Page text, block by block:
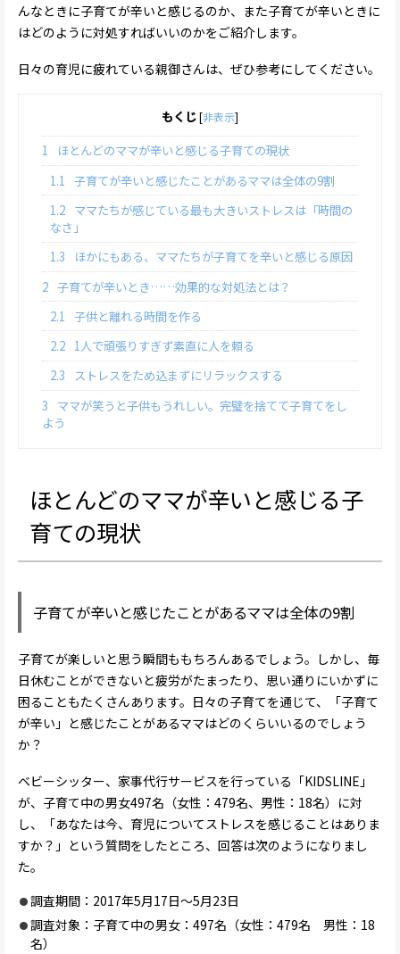
んなときに子育てが辛いと感じるのか、また子育てが辛いときに
はどのように対処すればいいのかをご紹介します。
日々の育児に疲れている親御さんは、ぜひ参考にしてください。
もくじ[非表示]
1
ほとんどのママが辛いと感じる子育ての現状
1.1
子育てが辛いと感じたことがあるママは全体の9割
1.2 ママたちが感じている最も大きいストレスは「時間の
なさ」
1.3
ほかにもある、ママたちが子育てを辛いと感じる原因
2 子育てが辛いとき……効果的な対処法とは？
2.1
子供と離れる時間を作る
2.2 1人で頑張りすぎず素直に人を頼る
2.3
ストレスをため込まずにリラックスする
3
ママが笑うと子供もうれしい。完璧を捨てて子育てをし
よう
ほとんどのママが辛いと感じる子
育ての現状
子育てが辛いと感じたことがあるママは全体の9割
子育てが楽しいと思う瞬間ももちろんあるでしょう。しかし、毎
日休むことができないと疲労がたまったり、思い通りにいかずに
困ることもたくさんあります。日々の子育てを通じて、「子育て
が辛い」と感じたことがあるママはどのくらいいるのでしょう
か？
ベビーシッター、家事代行サービスを行っている「KIDSLINE」
が、子育て中の男女497名（女性：479名、男性：18名）に対
し、「あなたは今、育児についてストレスを感じることはありま
すか？」という質問をしたところ、回答は次のようになりまし
た。
調査期間：2017年5月17日～5月23日
調査対象：子育て中の男女：497名（女性：479名 男性：18
名）